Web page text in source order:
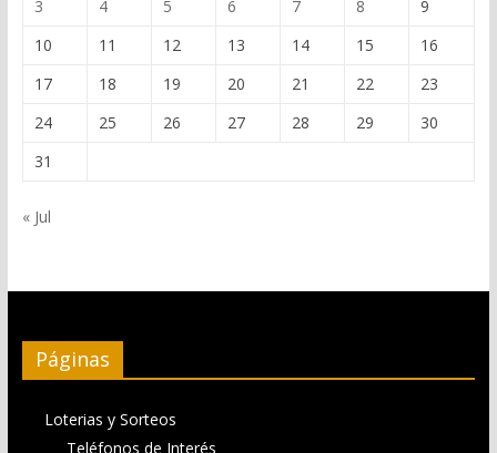
3
4 5 6 7 8
9
10
11 12 13 14 15
16
17
18 19 20 21 22
23
24
25 26 27 28 29
30
31
« Jul
Páginas
Loterias y Sorteos
Teléfonos de Interés